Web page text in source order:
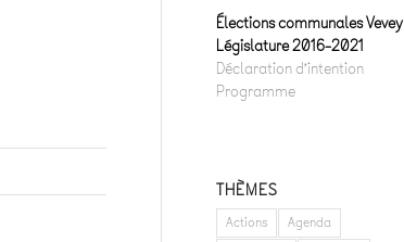
Élections communales Vevey
Législature 2016-2021
Déclaration d’intention
Programme
THÈMES
Actions
Agenda